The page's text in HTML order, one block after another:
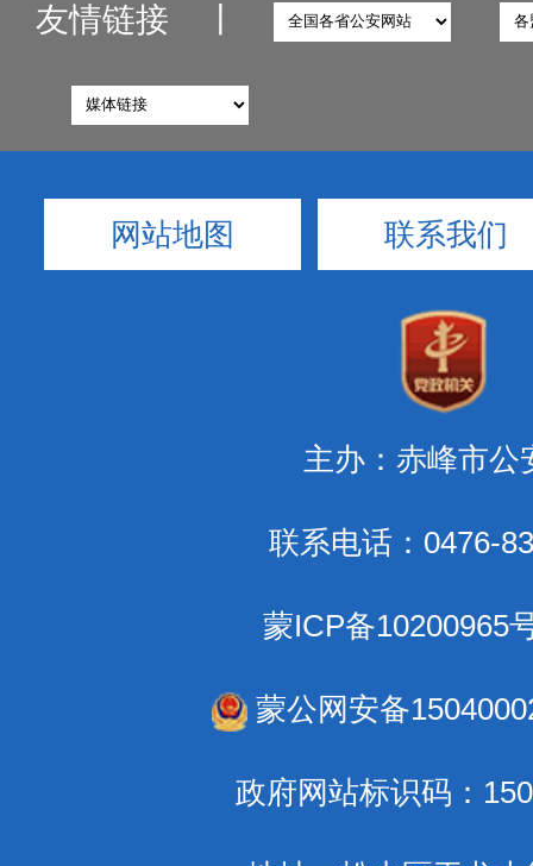
友情链接
网站地图 联系我们
主办：赤峰市公
联系电话：0476-
蒙ICP备10200965
蒙公网安备
政府网站标识码：